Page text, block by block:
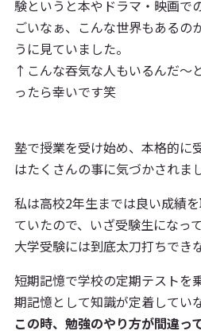
験というと本やドラマ・映画で
ごいなぁ、こんな世界もあるの
うに見ていました。
↑こんな吞気な人もいるんだ～
ったら幸いです笑
塾で授業を受け始め、本格的に
はたくさんの事に気づかされま
私は高校2年生までは良い成績
ていたので、いざ受験生になっ
大学受験には到底太刀打ちでき
短期記憶で学校の定期テストを
期記憶として知識が定着してい
この時、勉強のやり方が間違っ